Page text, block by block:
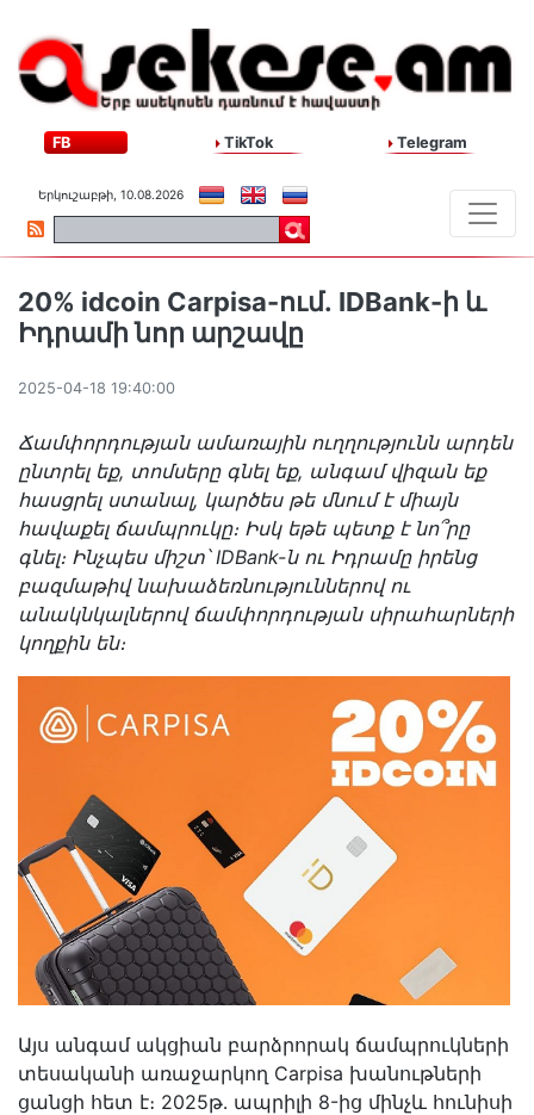
FB TikTok Telegram
Երկուշաբթի, 10.08.2026
20% idcoin Carpisa-ում․ IDBank-ի և
Իդրամի նոր արշավը
2025-04-18 19:40:00
Ճամփորդության ամառային ուղղությունն արդեն
ընտրել եք, տոմսերը գնել եք, անգամ վիզան եք
հասցրել ստանալ, կարծես թե մնում է միայն
հավաքել ճամպրուկը։ Իսկ եթե պետք է նո՞րը
գնել։ Ինչպես միշտ՝ IDBank-ն ու Իդրամը իրենց
բազմաթիվ նախաձեռնություններով ու
անակնկալներով ճամփորդության սիրահարների
կողքին են։
Այս անգամ ակցիան բարձրորակ ճամպրուկների
տեսականի առաջարկող Carpisa խանութների
ցանցի հետ է։ 2025թ․ ապրիլի 8-ից մինչև հունիսի